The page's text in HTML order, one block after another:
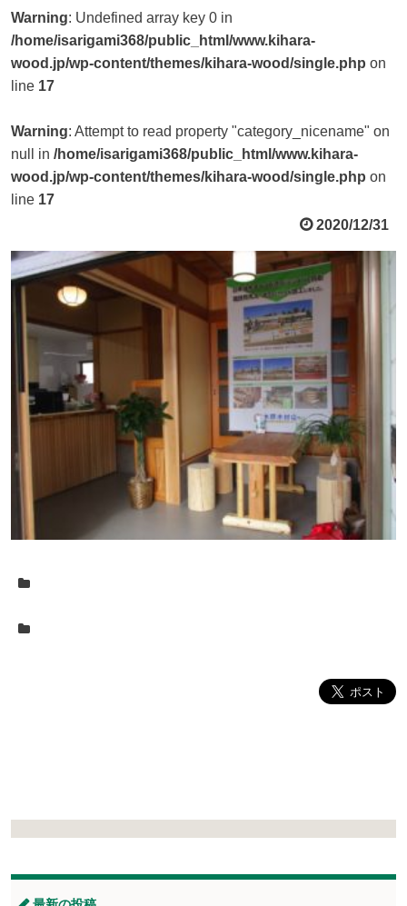
Warning: Undefined array key 0 in
/home/isarigami368/public_html/www.kihara-
wood.jp/wp-content/themes/kihara-wood/single.php on
line 17
Warning: Attempt to read property "category_nicename" on
null in /home/isarigami368/public_html/www.kihara-
wood.jp/wp-content/themes/kihara-wood/single.php on
line 17
2020/12/31